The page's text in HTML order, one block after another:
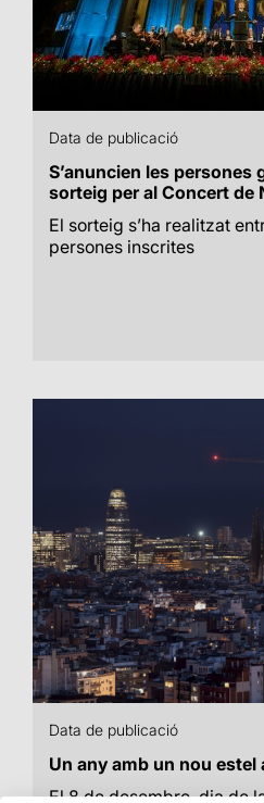
Data de publicació
S’anuncien les persones
sorteig per al Concert de
El sorteig s’ha realitzat
persones inscrites
Data de publicació
Un any amb un nou estel
El 8 de desembre, dia de